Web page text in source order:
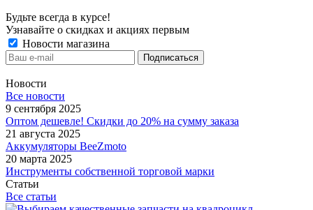
Будьте всегда в курсе!
Узнавайте о скидках и акциях первым
Новости магазина
Новости
Все новости
9 сентября 2025
Оптом дешевле! Скидки до 20% на сумму заказа
21 августа 2025
Аккумуляторы BeeZmoto
20 марта 2025
Инструменты собственной торговой марки
Статьи
Все статьи